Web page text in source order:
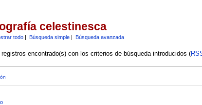
celestinesca
todo| Búsqueda simple| Búsqueda avanzada
registros encontrado(s) con los criterios de búsqueda introducidos (